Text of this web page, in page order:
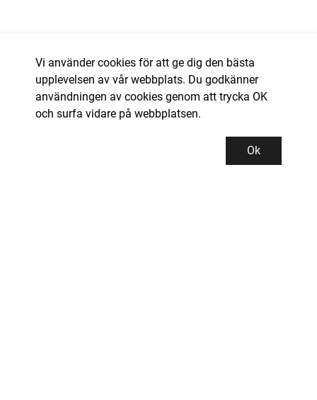
Vi använder cookies för att ge dig den bästa
upplevelsen av vår webbplats. Du godkänner
användningen av cookies genom att trycka OK
och surfa vidare på webbplatsen.
Ok